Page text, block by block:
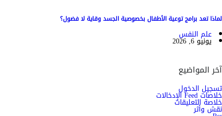
لماذا تعد برامج توعية الأطفال بخصوصية الجسد وقاية لا فضول؟
علم النفس
يونيو 6, 2026
آخر المواضيع
تسجيل الدخول
خلاصات Feed الإدخالات
خلاصة التعليقات
نقش وأثر